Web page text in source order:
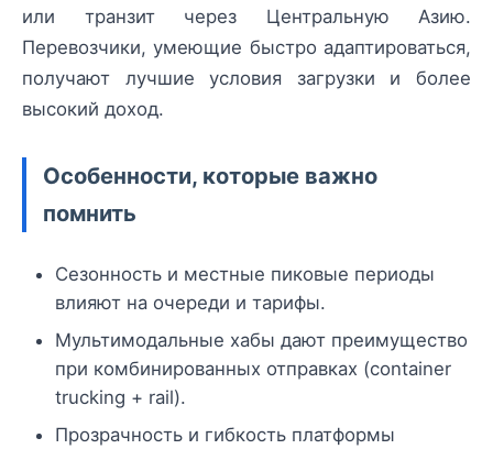
или транзит через Центральную Азию.
Перевозчики, умеющие быстро адаптироваться,
получают лучшие условия загрузки и более
высокий доход.
Особенности, которые важно
помнить
Сезонность и местные пиковые периоды
влияют на очереди и тарифы.
Мультимодальные хабы дают преимущество
при комбинированных отправках (container
trucking + rail).
Прозрачность и гибкость платформы